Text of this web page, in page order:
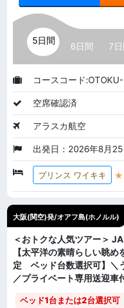
5日間
6日間 7
コースコード
空席確認済
アラスカ航空
出発日：2026年8月
プリンス ワイキキ
大阪(関空)発/オアフ島(ホノルル)
＜おトクな人気ツアー＞
【太平洋の素晴らしい眺
定 ベッド台数選択可】＼
／プライベート専用送迎車
ベッド1台または2台選択可